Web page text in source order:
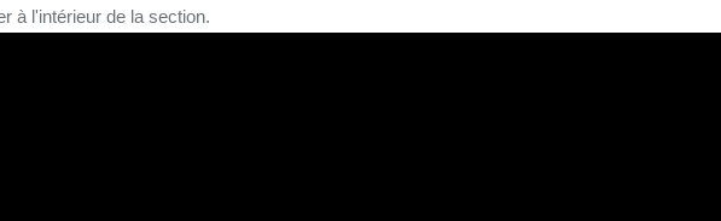
à l'intérieur de la section.